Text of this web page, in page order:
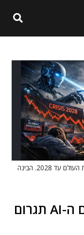
תחזית דיסטופית ניבאה שהיא תחסל את כלכלת העולם עד 2028. הבינה
דו"ח קודר: בעוד שנתיים ה-AI תגרום